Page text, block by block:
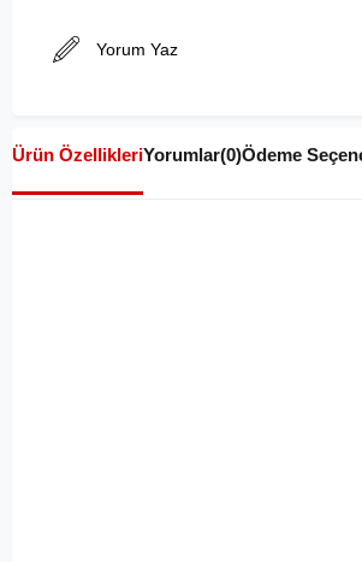
Yorum Yaz
Ürün ÖzellikleriYorumlar(0)Ödeme